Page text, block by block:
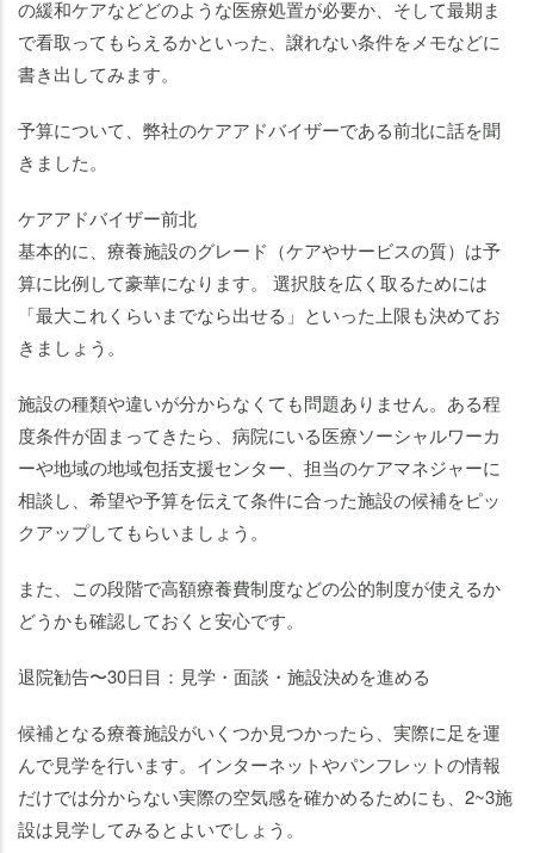
の緩和ケアなどどのような医療処置が必要か、そして最期ま
で看取ってもらえるかといった、譲れない条件をメモなどに
書き出してみます。
予算について、弊社のケアアドバイザーである前北に話を聞
きました。
ケアアドバイザー前北
基本的に、療養施設のグレード（ケアやサービスの質）は予
算に比例して豪華になります。 選択肢を広く取るためには
「最大これくらいまでなら出せる」といった上限も決めてお
きましょう。
施設の種類や違いが分からなくても問題ありません。ある程
度条件が固まってきたら、病院にいる医療ソーシャルワーカ
ーや地域の地域包括支援センター、担当のケアマネジャーに
相談し、希望や予算を伝えて条件に合った施設の候補をピッ
クアップしてもらいましょう。
また、この段階で高額療養費制度などの公的制度が使えるか
どうかも確認しておくと安心です。
退院勧告〜30日目：見学・面談・施設決めを進める
候補となる療養施設がいくつか見つかったら、実際に足を運
んで見学を行います。インターネットやパンフレットの情報
だけでは分からない実際の空気感を確かめるためにも、2~3施
設は見学してみるとよいでしょう。